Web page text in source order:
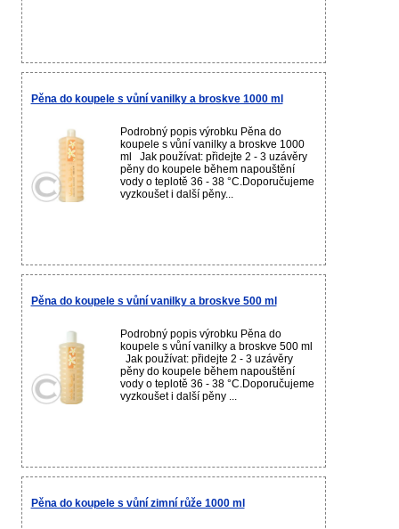
Pěna do koupele s vůní vanilky a broskve 1000 ml
Podrobný popis výrobku Pěna do
koupele s vůní vanilky a broskve 1000
ml Jak používat: přidejte 2 - 3 uzávěry
pěny do koupele během napouštění
vody o teplotě 36 - 38 °C.Doporučujeme
vyzkoušet i další pěny...
Pěna do koupele s vůní vanilky a broskve 500 ml
Podrobný popis výrobku Pěna do
koupele s vůní vanilky a broskve 500 ml
Jak používat: přidejte 2 - 3 uzávěry
pěny do koupele během napouštění
vody o teplotě 36 - 38 °C.Doporučujeme
vyzkoušet i další pěny ...
Pěna do koupele s vůní zimní růže 1000 ml